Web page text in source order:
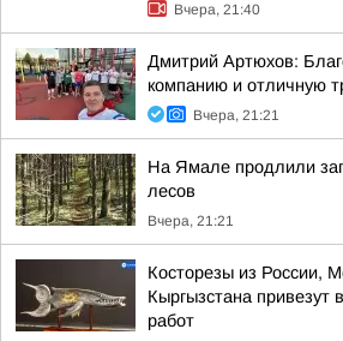
Вчера, 21:40
Дмитрий Артюхов:
компанию и отличную
Вчера, 21:21
На Ямале продлили
лесов
Вчера, 21:21
Косторезы из России,
Кыргызстана привезут
работ